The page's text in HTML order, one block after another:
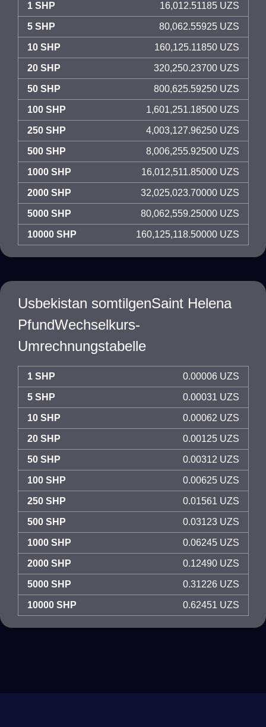
1 SHP 16,012.51185 UZS
5 SHP 80,062.55925 UZS
10 SHP 160,125.11850 UZS
20 SHP 320,250.23700 UZS
50 SHP 800,625.59250 UZS
100 SHP 1,601,251.18500 UZS
250 SHP 4,003,127.96250 UZS
500 SHP 8,006,255.92500 UZS
1000 SHP 16,012,511.85000 UZS
2000 SHP 32,025,023.70000 UZS
5000 SHP 80,062,559.25000 UZS
10000 SHP 160,125,118.50000 UZS
Usbekistan somtilgenSaint Helena
PfundWechselkurs-
Umrechnungstabelle
1 SHP 0.00006 UZS
5 SHP 0.00031 UZS
10 SHP 0.00062 UZS
20 SHP 0.00125 UZS
50 SHP 0.00312 UZS
100 SHP 0.00625 UZS
250 SHP 0.01561 UZS
500 SHP 0.03123 UZS
1000 SHP 0.06245 UZS
2000 SHP 0.12490 UZS
5000 SHP 0.31226 UZS
10000 SHP 0.62451 UZS